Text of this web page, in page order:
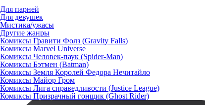
Для парней
Для девушек
Мистика/ужасы
Другие жанры
Комиксы Гравити Фолз (Gravity Falls)
Комиксы Marvel Universe
Комиксы Человек-паук (Spider-Man)
Комиксы Бэтмен (Batman)
Комиксы Земля Королей Федора Нечитайло
Комиксы Майор Гром
Комиксы Лига справедливости (Justice League)
Комиксы Призрачный гонщик (Ghost Rider)